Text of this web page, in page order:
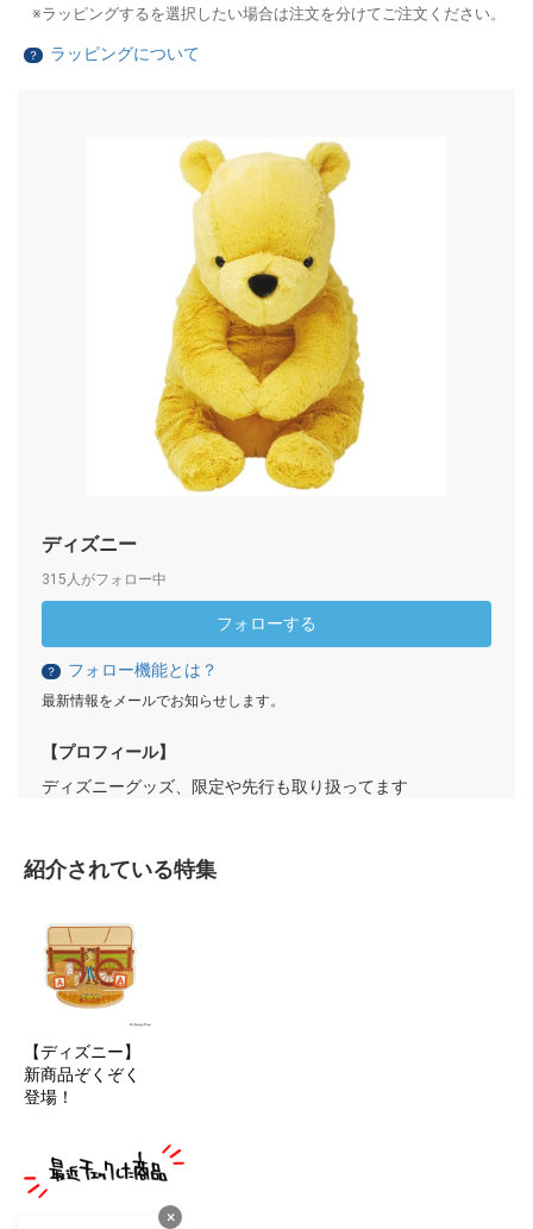
ラッピングするを選択したい場合は注文を分けてご注文ください。
？ ラッピングについて
ディズニー
315人がフォロー中
フォローする
？ フォロー機能とは？
最新情報をメールでお知らせします。
【プロフィール】
ディズニーグッズ、限定や先行も取り扱ってます
紹介されている特集
【ディズニー】
新商品ぞくぞく
登場！
×